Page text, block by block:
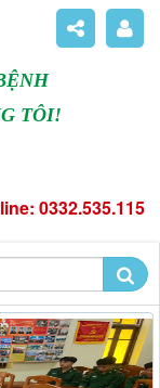
TÔI!
0332.535.115